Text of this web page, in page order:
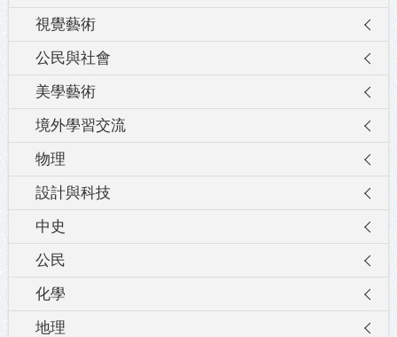
視覺藝術
公民與社會
美學藝術
境外學習交流
物理
設計與科技
中史
公民
化學
地理